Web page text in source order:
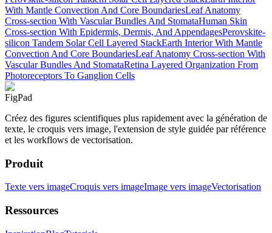
With Mantle Convection And Core BoundariesLeaf Anatomy
Cross-section With Vascular Bundles And StomataHuman Skin
Cross-section With Epidermis, Dermis, And AppendagesPerovskite-
silicon Tandem Solar Cell Layered StackEarth Interior With Mantle
Convection And Core BoundariesLeaf Anatomy Cross-section With
Vascular Bundles And StomataRetina Layered Organization From
Photoreceptors To Ganglion Cells
FigPad
Créez des figures scientifiques plus rapidement avec la génération de
texte, le croquis vers image, l'extension de style guidée par référence
et les workflows de vectorisation.
Produit
Texte vers imageCroquis vers imageImage vers imageVectorisation
Ressources